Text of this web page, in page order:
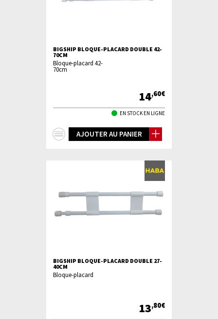
BIGSHIP BLOQUE-PLACARD DOUBLE 42-
70CM
Bloque-placard 42-
70cm
14,60€
EN STOCK EN LIGNE
AJOUTER AU PANIER
BIGSHIP BLOQUE-PLACARD DOUBLE 27-
40CM
Bloque-placard
13,80€